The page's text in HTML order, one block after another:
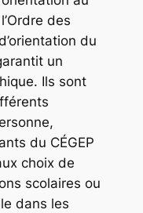
des
du
un
Ils sont
du CÉGEP
choix de
scolaires ou
dans les